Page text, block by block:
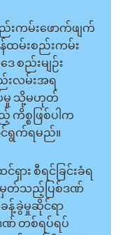
ည်းကမ်းဖောက်ဖျက်
မ်းစည်းကမ်း
ေ စည်းမျဉ်း
းလမ်းအရ
မှု သို့မဟုတ်
စ္စဖြစ်ပါက
င်ရွက်ရမည်။
ား စီရင်ခြင်းခံရ
မှတ်သည့်ပြစ်ဒဏ်
န့်ခွဲမှုဆိုင်ရာ
ဏ် တစ်ရပ်ရပ်